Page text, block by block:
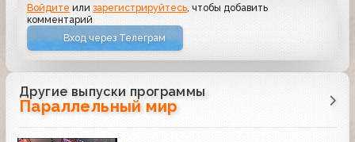
Войдите илизарегистрируйтесь , чтобы добавить
комментарий
Вход через Телеграм
Другие выпуски программы
Параллельный мир